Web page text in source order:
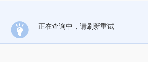
正在查询中，请刷新重试